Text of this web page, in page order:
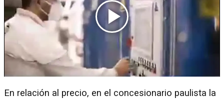
En relación al precio, en el concesionario paulista la